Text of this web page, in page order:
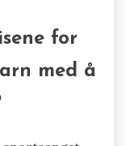
for
med å